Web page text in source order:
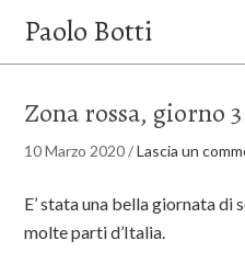
Paolo Botti
Zona rossa, giorno 3
10 Marzo 2020/Lascia un
E’ stata una bella giornata di
molte parti d’Italia.